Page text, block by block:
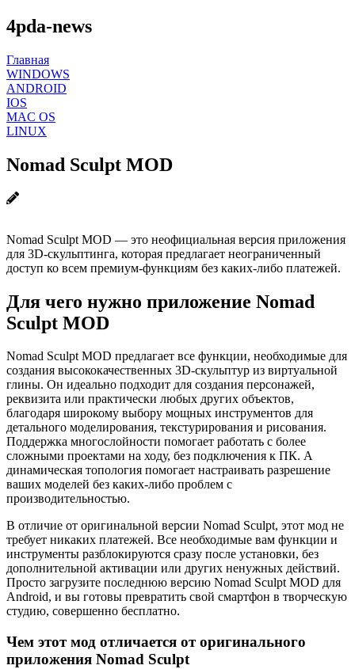
4pda-news
Главная
WINDOWS
ANDROID
IOS
MAC OS
LINUX
Nomad Sculpt MOD
Nomad Sculpt MOD — это неофициальная версия приложения
для 3D-скульптинга, которая предлагает неограниченный
доступ ко всем премиум-функциям без каких-либо платежей.
Для чего нужно приложение Nomad
Sculpt MOD
Nomad Sculpt MOD предлагает все функции, необходимые для
создания высококачественных 3D-скульптур из виртуальной
глины. Он идеально подходит для создания персонажей,
реквизита или практически любых других объектов,
благодаря широкому выбору мощных инструментов для
детального моделирования, текстурирования и рисования.
Поддержка многослойности помогает работать с более
сложными проектами на ходу, без подключения к ПК. А
динамическая топология помогает настраивать разрешение
ваших моделей без каких-либо проблем с
производительностью.
В отличие от оригинальной версии Nomad Sculpt, этот мод не
требует никаких платежей. Все необходимые вам функции и
инструменты разблокируются сразу после установки, без
дополнительной активации или других ненужных действий.
Просто загрузите последнюю версию Nomad Sculpt MOD для
Android, и вы готовы превратить свой смартфон в творческую
студию, совершенно бесплатно.
Чем этот мод отличается от оригинального
приложения Nomad Sculpt